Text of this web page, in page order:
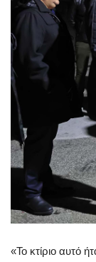
«Το κτίριο αυτό